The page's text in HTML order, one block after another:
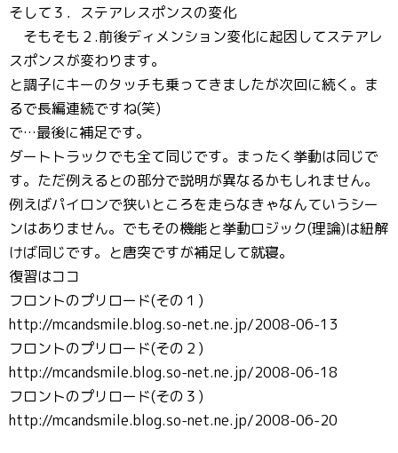
そして３．ステアレスポンスの変化
そもそも２.前後ディメンション変化に起因してステアレ
スポンスが変わります。
と調子にキーのタッチも乗ってきましたが次回に続く。ま
るで長編連続ですね(笑)
で…最後に補足です。
ダートトラックでも全て同じです。まったく挙動は同じで
す。ただ例えるとの部分で説明が異なるかもしれません。
例えばパイロンで狭いところを走らなきゃなんていうシー
ンはありません。でもその機能と挙動ロジック(理論)は紐解
けば同じです。と唐突ですが補足して就寝。
復習はココ
フロントのプリロード(その１)
http://mcandsmile.blog.so-net.ne.jp/2008-06-13
フロントのプリロード(その２)
http://mcandsmile.blog.so-net.ne.jp/2008-06-18
フロントのプリロード(その３)
http://mcandsmile.blog.so-net.ne.jp/2008-06-20